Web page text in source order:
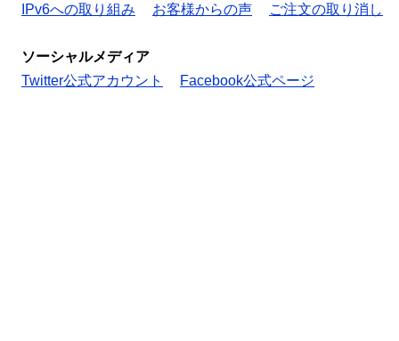
IPv6への取り組み
お客様からの声 ご注文の取り消し
ソーシャルメディア
Twitter公式アカウント
Facebook公式ページ